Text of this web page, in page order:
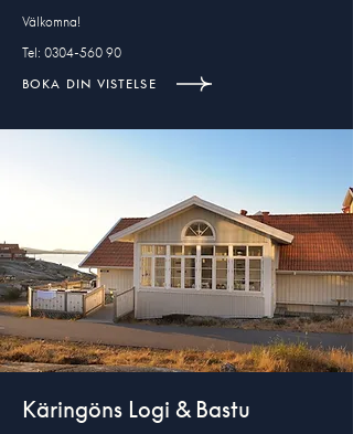
Välkomna!
Tel: 0304-560 90
BOKA DIN VISTELSE
Käringöns Logi & Bastu